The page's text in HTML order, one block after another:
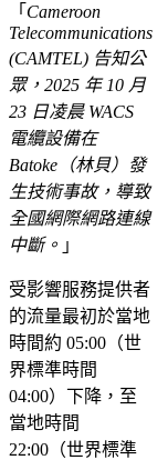
「 Cameroon
Telecommunications
(CAMTEL) 告知公
眾，2025 年 10 月
23 日凌晨 WACS
電纜設備在
Batoke（林貝）發
生技術事故，導致
全國網際網路連線
中斷。 」
受影響服務提供者
的流量最初於當地
時間約 05:00（世
界標準時間
04:00）下降，至
當地時間
22:00（世界標準